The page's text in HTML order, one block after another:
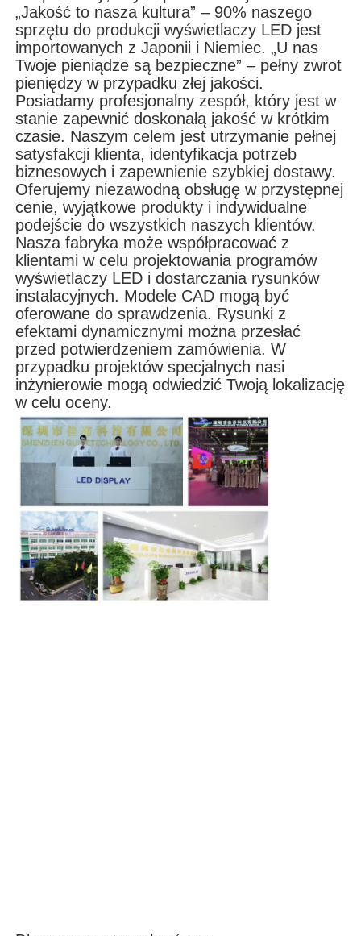
„Jakość to nasza kultura” – 90% naszego
sprzętu do produkcji wyświetlaczy LED jest
importowanych z Japonii i Niemiec. „U nas
Twoje pieniądze są bezpieczne” – pełny zwrot
pieniędzy w przypadku złej jakości.
Posiadamy profesjonalny zespół, który jest w
stanie zapewnić doskonałą jakość w krótkim
czasie. Naszym celem jest utrzymanie pełnej
satysfakcji klienta, identyfikacja potrzeb
biznesowych i zapewnienie szybkiej dostawy.
Oferujemy niezawodną obsługę w przystępnej
cenie, wyjątkowe produkty i indywidualne
podejście do wszystkich naszych klientów.
Nasza fabryka może współpracować z
klientami w celu projektowania programów
wyświetlaczy LED i dostarczania rysunków
instalacyjnych. Modele CAD mogą być
oferowane do sprawdzenia. Rysunki z
efektami dynamicznymi można przesłać
przed potwierdzeniem zamówienia. W
przypadku projektów specjalnych nasi
inżynierowie mogą odwiedzić Twoją lokalizację
w celu oceny.